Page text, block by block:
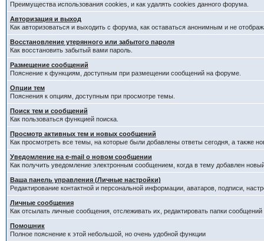
Преимущества использования cookies, и как удалять cookies данного форума.
Авторизация и выход
Как авторизоваться и выходить с форума, как оставаться анонимным и не
Восстановление утерянного или забытого пароля
Как восстановить забытый вами пароль.
Размещение сообщений
Пояснение к функциям, доступным при размещении сообщений на форуме.
Опции тем
Пояснения к опциям, доступным при просмотре темы.
Поиск тем и сообщений
Как пользоваться функцией поиска.
Просмотр активных тем и новых сообщений
Как просмотреть все темы, на которые были добавлены ответы сегодня, а также
Уведомление на е-mail о новом сообщении
Как получить уведомление электронным сообщением, когда в тему добавлен
Ваша панель управления (Личные настройки)
Редактирование контактной и персональной информации, аватаров, подписи,
Личные сообщения
Как отсылать личные сообщения, отслеживать их, редактировать папки
Помошник
Полное пояснение к этой небольшой, но очень удобной функции